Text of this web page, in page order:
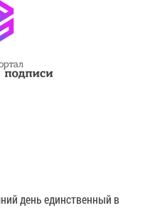
день единственный в